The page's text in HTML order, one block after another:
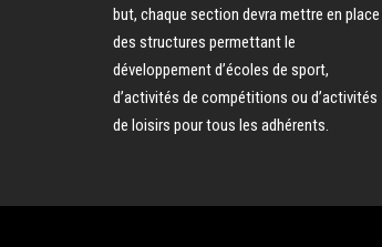
but, chaque section devra mettre en place
des structures permettant le
développement d’écoles de sport,
d’activités de compétitions ou d’activités
de loisirs pour tous les adhérents.